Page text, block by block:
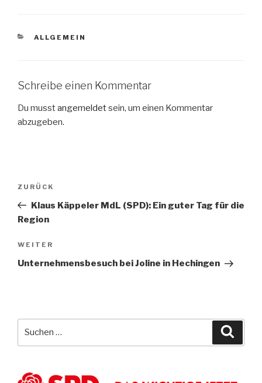
KATEGORIEN
ALLGEMEIN
Schreibe einen Kommentar
Du musstangemeldetsein, um einen Kommentar
abzugeben.
Beitragsnavigation
Vorheriger
Beitrag
ZURÜCK
Klaus Käppeler MdL (SPD): Ein guter Tag für die
Region
Nächster
Beitrag
WEITER
Unternehmensbesuch bei Joline in Hechingen